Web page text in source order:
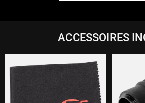
ACCESSOIRES